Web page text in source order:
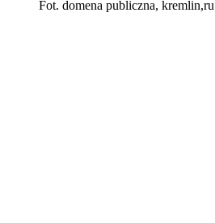
Fot. domena publiczna, kremlin,ru